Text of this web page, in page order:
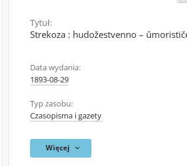
Tytuł:
Strekoza : hudožestvenno –
Data wydania:
1893-08-29
Typ zasobu:
Czasopisma i gazety
Więcej